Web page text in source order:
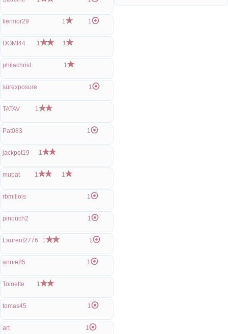
liermor29 1 1
DOMI44 1 1
philachrist 1
surexposure 1
TATAV 1
Pat083 1
jackpot19 1
mupat 1 1
rbmillois 1
pinouch2 1
Laurent2776 1 1
annie85 1
Toinette 1
tomas45 1
art 1